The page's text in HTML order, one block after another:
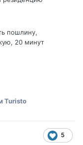
пошлину,
20 минут
Turisto
5